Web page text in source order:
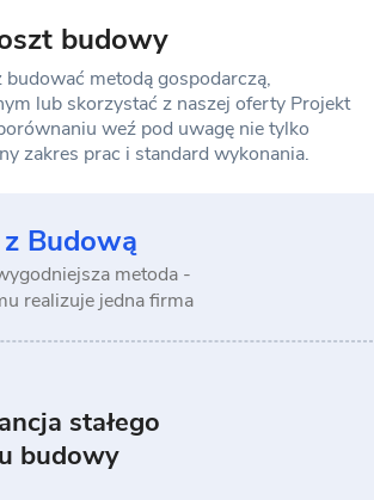
budowy
metodą gospodarczą,
lub skorzystać z naszej oferty Projekt
weź pod uwagę nie tylko
zakres prac i standard wykonania.
Budową
metoda -
realizuje jedna firma
stałego
budowy